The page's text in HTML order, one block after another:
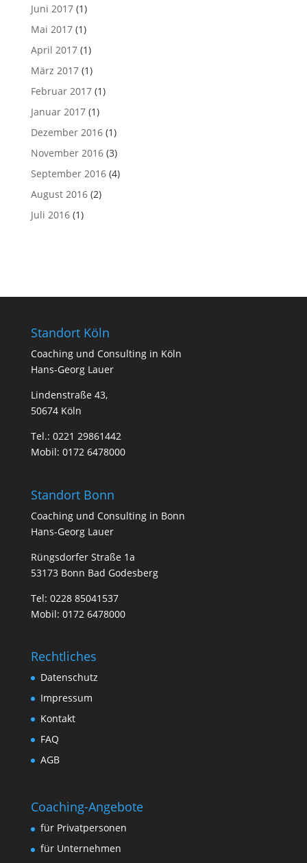
Juni 2017(1)
Mai 2017(1)
April 2017(1)
März 2017(1)
Februar 2017(1)
Januar 2017(1)
Dezember 2016(1)
November 2016(3)
September 2016(4)
August 2016(2)
Juli 2016(1)
Standort Köln
Coa­ching und Con­sul­ting in Köln
Hans-Georg Lauer
Lindenstraße 43,
50674 Köln
Tel.: 0221 29861442
Mobil: 0172 6478000
Standort Bonn
Coa­ching und Con­sul­ting in Bonn
Hans-Georg Lauer
Rüngsdorfer Straße 1a
53173 Bonn Bad Godesberg
Tel: 0228 85041537
Mobil: 0172 6478000
Rechtliches
Datenschutz
Impressum
Kontakt
FAQ
AGB
Coaching-Angebote
für Privatpersonen
für Unternehmen